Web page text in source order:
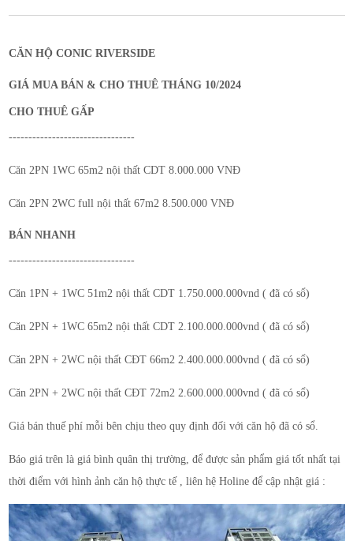
CĂN HỘ CONIC RIVERSIDE
GIÁ MUA BÁN & CHO THUÊ THÁNG 10/2024
CHO THUÊ GẤP
--------------------------------
Căn 2PN 1WC 65m2 nội thất CDT 8.000.000 VNĐ
Căn 2PN 2WC full nội thất 67m2 8.500.000 VNĐ
BÁN NHANH
--------------------------------
Căn 1PN + 1WC 51m2 nội thất CDT 1.750.000.000vnd ( đã có sổ)
Căn 2PN + 1WC 65m2 nội thất CDT 2.100.000.000vnd ( đã có sổ)
Căn 2PN + 2WC nội thất CĐT 66m2 2.400.000.000vnd ( đã có sổ)
Căn 2PN + 2WC nội thất CĐT 72m2 2.600.000.000vnd ( đã có sổ)
Giá bán thuế phí mỗi bên chịu theo quy định đối với căn hộ đã có sổ.
Báo giá trên là giá bình quân thị trường, để được sản phẩm giá tốt nhất tại
thời điểm với hình ảnh căn hộ thực tế , liên hệ Holine để cập nhật giá :